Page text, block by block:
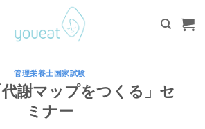
管理栄養士国家試験
代謝マップをつくる」セ
ミナー